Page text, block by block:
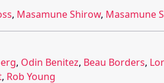
, Masamune Shirow, Masamune
, Odin Benitez, Beau Borders,
, Rob Young